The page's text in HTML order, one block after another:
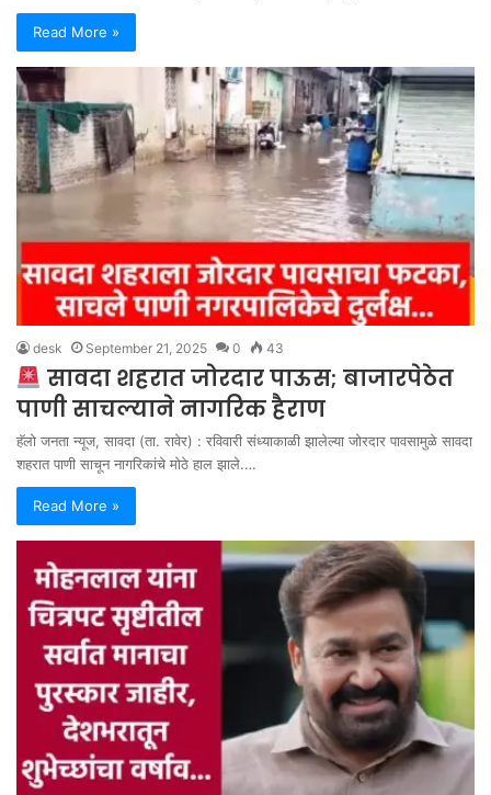
Read More »
desk September 21, 2025 0 43
सावदा शहरात जोरदार पाऊस; बाजारपेठेत
पाणी साचल्याने नागरिक हैराण
हॅलो जनता न्यूज, सावदा (ता. रावेर) : रविवारी संध्याकाळी झालेल्या जोरदार पावसामुळे सावदा
शहरात पाणी साचून नागरिकांचे मोठे हाल झाले.…
Read More »